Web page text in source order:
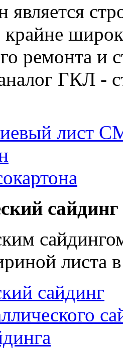
является
крайне
ремонта и
аналог ГКЛ -
лист
сайдинг
листа
сайдинг